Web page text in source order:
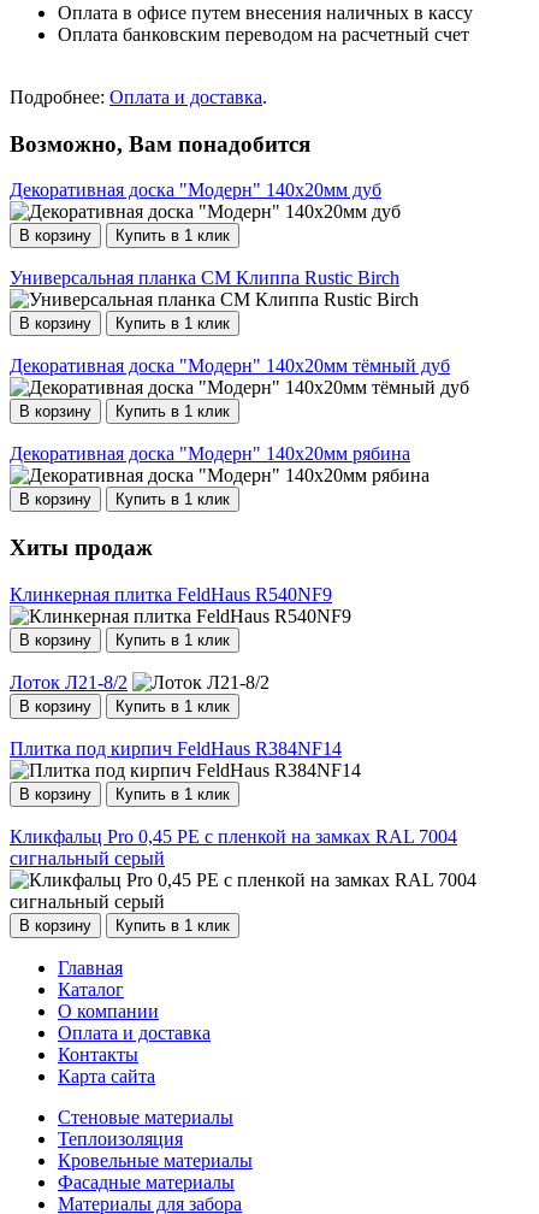
Оплата в офисе путем внесения наличных в кассу
Оплата банковским переводом на расчетный счет
Подробнее: Оплата и доставка.
Возможно, Вам понадобится
Декоративная доска "Модерн" 140х20мм дуб
В корзину Купить в 1 клик
Универсальная планка СМ Клиппа Rustic Birch
В корзину Купить в 1 клик
Декоративная доска "Модерн" 140х20мм тёмный дуб
В корзину Купить в 1 клик
Декоративная доска "Модерн" 140х20мм рябина
В корзину Купить в 1 клик
Хиты продаж
Клинкерная плитка FeldHaus R540NF9
В корзину Купить в 1 клик
Лоток Л21-8/2
В корзину Купить в 1 клик
Плитка под кирпич FeldHaus R384NF14
В корзину Купить в 1 клик
Кликфальц Pro 0,45 PE с пленкой на замках RAL 7004
сигнальный серый
В корзину Купить в 1 клик
Главная
Каталог
О компании
Оплата и доставка
Контакты
Карта сайта
Стеновые материалы
Теплоизоляция
Кровельные материалы
Фасадные материалы
Материалы для забора